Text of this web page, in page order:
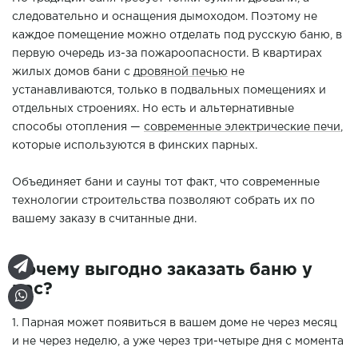
следовательно и оснащения дымоходом. Поэтому не
каждое помещение можно отделать под русскую баню, в
первую очередь из-за пожароопасности. В квартирах
жилых домов бани с дровяной печью не
устанавливаются, только в подвальных помещениях и
отдельных строениях. Но есть и альтернативные
способы отопления — современные электрические печи
которые используются в финских парных.
Объединяет бани и сауны тот факт, что современные
технологии строительства позволяют собрать их по
вашему заказу в считанные дни.
Почему выгодно заказать баню у
нас?
1. Парная может появиться в вашем доме не через месяц
и не через неделю, а уже через три-четыре дня с момента